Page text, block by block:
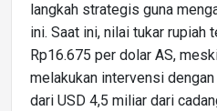
langkah strategis guna
ini. Saat ini, nilai tukar rupiah
Rp16.675 per dolar AS,
melakukan intervensi
dari USD 4,5 miliar dari